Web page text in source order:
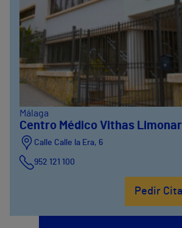
Málaga
Centro Médico Vithas Limonar
Calle Calle la Era, 6
952 121 100
Pedir Cita